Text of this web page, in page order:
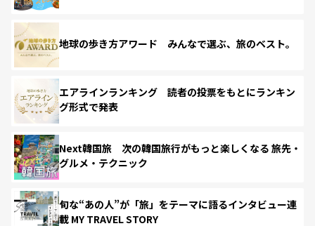
地球の歩き方アワード みんなで選ぶ、旅のベスト。
エアラインランキング 読者の投票をもとにランキン
グ形式で発表
Next韓国旅 次の韓国旅行がもっと楽しくなる 旅先・
グルメ・テクニック
旬な“あの人”が「旅」をテーマに語るインタビュー連
載 MY TRAVEL STORY